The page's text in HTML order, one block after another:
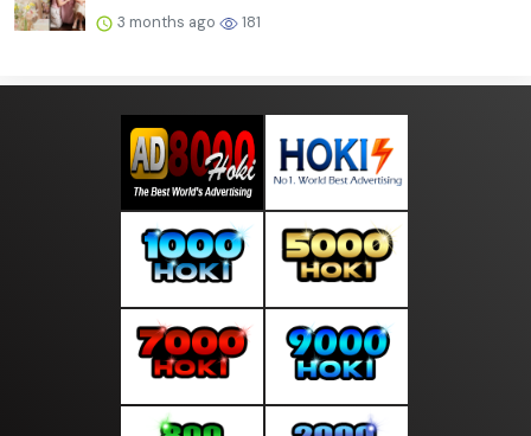
3 months ago 181